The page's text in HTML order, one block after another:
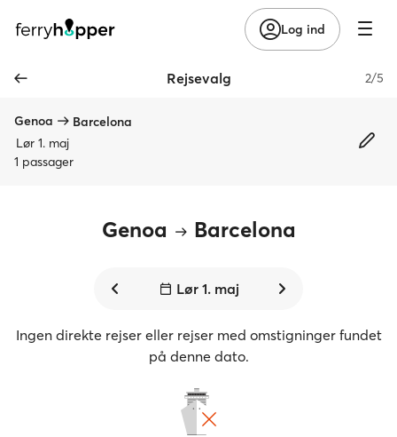
Log ind
Rejsevalg 2/5
Genoa
Barcelona
Lør 1. maj
1 passager
Genoa Barcelona
Lør 1. maj
Ingen direkte rejser eller rejser med omstigninger fundet
på denne dato.